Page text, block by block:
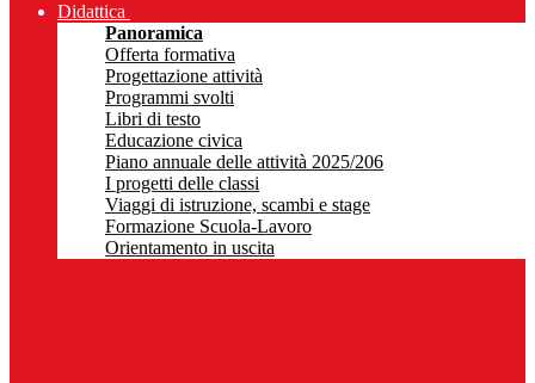
Didattica
Panoramica
Offerta formativa
Progettazione attività
Programmi svolti
Libri di testo
Educazione civica
Piano annuale delle attività 2025/206
I progetti delle classi
Viaggi di istruzione, scambi e stage
Formazione Scuola-Lavoro
Orientamento in uscita